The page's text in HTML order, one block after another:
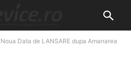
Data de LANSARE dupa Amanarea